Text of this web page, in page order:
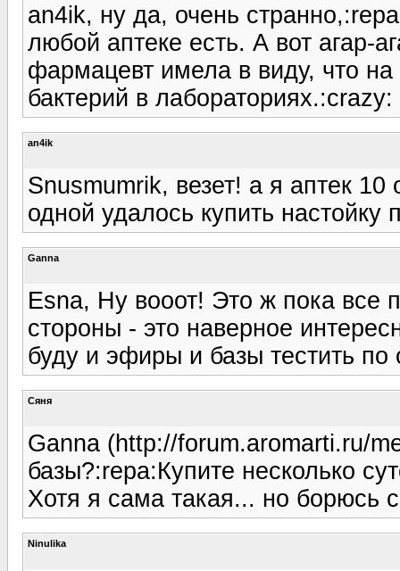
an4ik, ну да, очень
любой аптеке есть. А вот агар-
фармацевт имела в виду, что
бактерий в лабораториях.:crazy:
an4ik
Snusmumrik, везет! а я аптек
одной удалось купить настойку
Ganna
Esna, Ну вооот! Это ж пока все
стороны - это наверное
буду и эфиры и базы тестить по
Сяня
Ganna (http://forum.aromarti.ru/
базы?:repa:Купите несколько
Хотя я сама такая... но борюсь
Ninulika